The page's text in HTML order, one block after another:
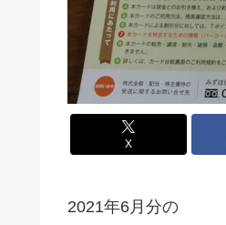
X
2021年6月分の